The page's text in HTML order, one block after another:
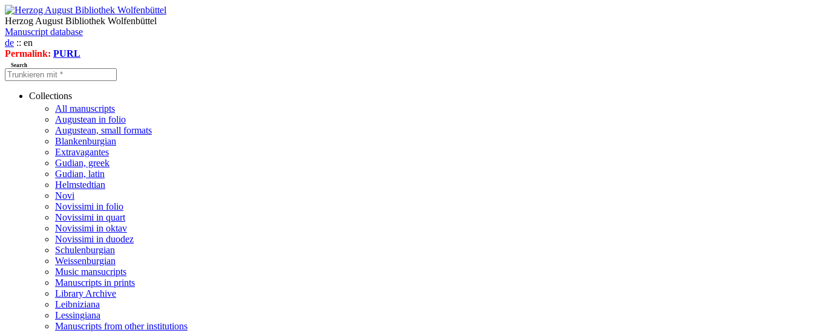
Herzog August Bibliothek Wolfenbüttel
Manuscript database
de :: en
Permalink: PURL
Search
Collections
All manuscripts
Augustean in folio
Augustean, small formats
Blankenburgian
Extravagantes
Gudian, greek
Gudian, latin
Helmstedtian
Novi
Novissimi in folio
Novissimi in quart
Novissimi in oktav
Novissimi in duodez
Schulenburgian
Weissenburgian
Music mansucripts
Manuscripts in prints
Library Archive
Leibniziana
Lessingiana
Manuscripts from other institutions